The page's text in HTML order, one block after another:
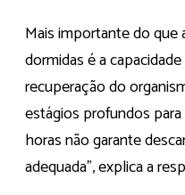
Mais importante do que
dormidas é a
recuperação do
estágios profundos
horas não garante
adequada”, explica a